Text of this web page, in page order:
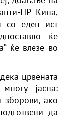
НР Кина,
со еден ист
ќе
ќе влезе во
црвената
јасна:
зборови, ако
да